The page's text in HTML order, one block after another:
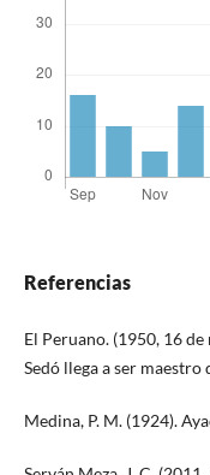
Referencias
El Peruano. (1950, 16
Sedó llega a ser
Medina, P. M. (1924).